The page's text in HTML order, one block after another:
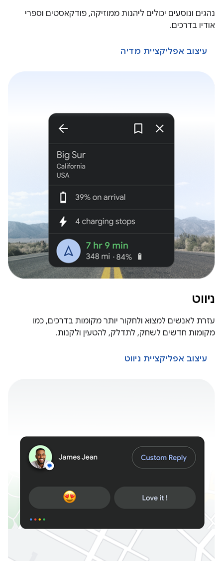
נהגים ונוסעים יכולים ליהנות ממוזיקה, פודקאסטים וספרי
אודיו בדרכים.
עיצוב אפליקציית מדיה
ניווט
עזרת לאנשים למצוא ולחקור יותר מקומות בדרכים, כמו
מקומות חדשים לשחק, לתדלק, להטעין ולקנות.
עיצוב אפליקציית ניווט